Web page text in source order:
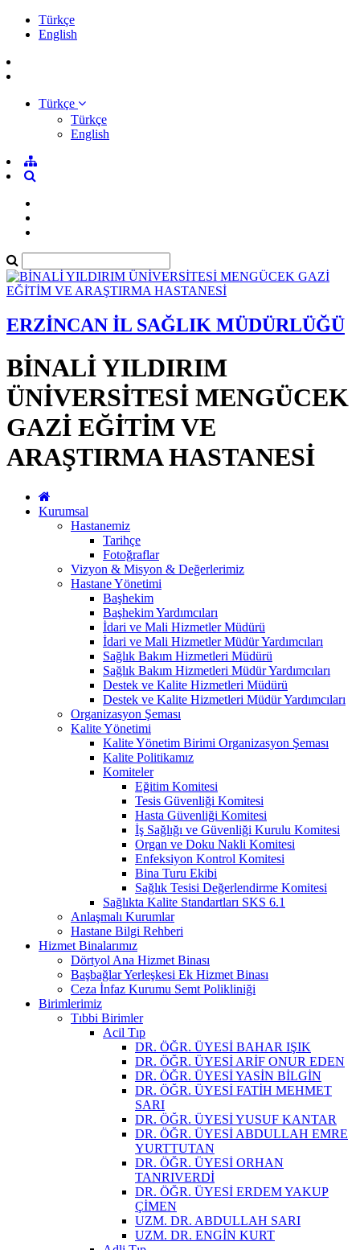
Türkçe
English
Türkçe
Türkçe
English
ERZİNCAN İL SAĞLIK MÜDÜRLÜĞÜ
BİNALİ YILDIRIM
ÜNİVERSİTESİ MENGÜCEK
GAZİ EĞİTİM VE
ARAŞTIRMA HASTANESİ
Kurumsal
Hastanemiz
Tarihçe
Fotoğraflar
Vizyon & Misyon & Değerlerimiz
Hastane Yönetimi
Başhekim
Başhekim Yardımcıları
İdari ve Mali Hizmetler Müdürü
İdari ve Mali Hizmetler Müdür Yardımcıları
Sağlık Bakım Hizmetleri Müdürü
Sağlık Bakım Hizmetleri Müdür Yardımcıları
Destek ve Kalite Hizmetleri Müdürü
Destek ve Kalite Hizmetleri Müdür Yardımcıları
Organizasyon Şeması
Kalite Yönetimi
Kalite Yönetim Birimi Organizasyon Şeması
Kalite Politikamız
Komiteler
Eğitim Komitesi
Tesis Güvenliği Komitesi
Hasta Güvenliği Komitesi
İş Sağlığı ve Güvenliği Kurulu Komitesi
Organ ve Doku Nakli Komitesi
Enfeksiyon Kontrol Komitesi
Bina Turu Ekibi
Sağlık Tesisi Değerlendirme Komitesi
Sağlıkta Kalite Standartları SKS 6.1
Anlaşmalı Kurumlar
Hastane Bilgi Rehberi
Hizmet Binalarımız
Dörtyol Ana Hizmet Binası
Başbağlar Yerleşkesi Ek Hizmet Binası
Ceza İnfaz Kurumu Semt Polikliniği
Birimlerimiz
Tıbbi Birimler
Acil Tıp
DR. ÖĞR. ÜYESİ BAHAR IŞIK
DR. ÖĞR. ÜYESİ ARİF ONUR EDEN
DR. ÖĞR. ÜYESİ YASİN BİLGİN
DR. ÖĞR. ÜYESİ FATİH MEHMET
SARI
DR. ÖĞR. ÜYESİ YUSUF KANTAR
DR. ÖĞR. ÜYESİ ABDULLAH EMRE
YURTTUTAN
DR. ÖĞR. ÜYESİ ORHAN
TANRIVERDİ
DR. ÖĞR. ÜYESİ ERDEM YAKUP
ÇİMEN
UZM. DR. ABDULLAH SARI
UZM. DR. ENGİN KURT